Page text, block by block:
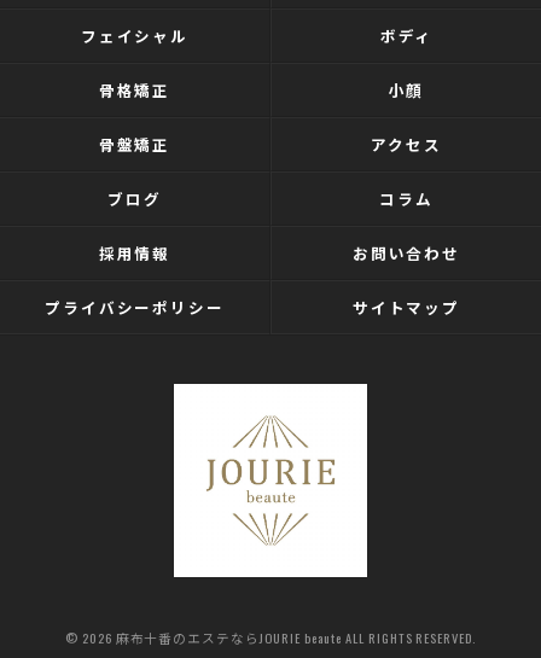
フェイシャル ボディ
骨格矯正 小顔
骨盤矯正 アクセス
ブログ コラム
採用情報 お問い合わせ
プライバシーポリシー サイトマップ
© 2026 麻布十番のエステならJOURIE beaute ALL RIGHTS RESERVED.